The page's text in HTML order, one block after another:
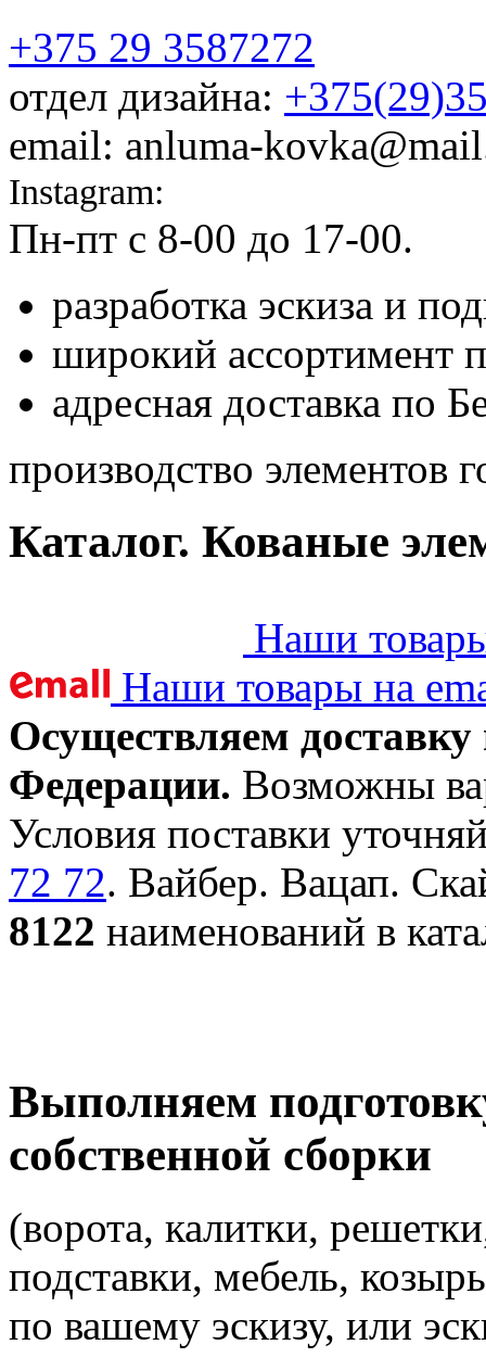
+375 29 3587272
отдел дизайна:
email: anluma-
Instagram:
Пн-пт c 8-00 до 17-00.
разработка эскиза и
широкий ассортимент
адресная доставка по
производство элементов
Каталог. Кованые
Наши
Наши товары на
Осуществляем
Федерации. Возможны
Условия поставки
72 72. Вайбер. Вацап.
8122 наименований в
Выполняем
собственной сборки
(ворота, калитки,
подставки, мебель,
по вашему эскизу, или